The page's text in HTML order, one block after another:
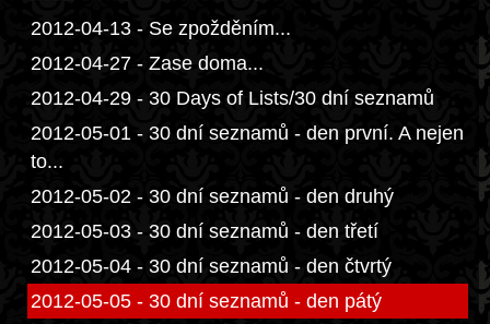
2012-04-13 - Se zpožděním...
2012-04-27 - Zase doma...
2012-04-29 - 30 Days of Lists/30 dní seznamů
2012-05-01 - 30 dní seznamů - den první. A nejen
to...
2012-05-02 - 30 dní seznamů - den druhý
2012-05-03 - 30 dní seznamů - den třetí
2012-05-04 - 30 dní seznamů - den čtvrtý
2012-05-05 - 30 dní seznamů - den pátý